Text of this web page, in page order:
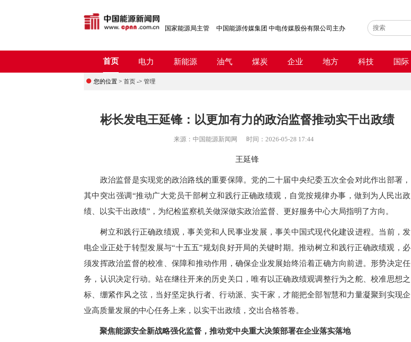
国家能源局主管 中国能源传媒集团 中电传媒股份有限公司主办
首页 电力 新能源 油气 煤炭 企业 地方 科技 国际
您的位置 > 首页 -> 管理
彬长发电王延锋：以更加有力的政治监督推动实干出政绩
来源： 中国能源新闻网 时间： 2026-05-28 17:44
王延锋
政治监督是实现党的政治路线的重要保障。党的二十届中央纪委五次全会对此作出部署，
其中突出强调“推动广大党员干部树立和践行正确政绩观，自觉按规律办事，做到为人民出政
绩、以实干出政绩”，为纪检监察机关做深做实政治监督、更好服务中心大局指明了方向。
树立和践行正确政绩观，事关党和人民事业发展，事关中国式现代化建设进程。当前，发
电企业正处于转型发展与“十五五”规划良好开局的关键时期。推动树立和践行正确政绩观，必
须发挥政治监督的校准、保障和推动作用，确保企业发展始终沿着正确方向前进。形势决定任
务，认识决定行动。站在继往开来的历史关口，唯有以正确政绩观调整行为之舵、校准思想之
标、绷紧作风之弦，当好坚定执行者、行动派、实干家，才能把全部智慧和力量凝聚到实现企
业高质量发展的中心任务上来，以实干出政绩，交出合格答卷。
聚焦能源安全新战略强化监督，推动党中央重大决策部署在企业落实落地